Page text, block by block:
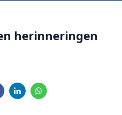
herinneringen